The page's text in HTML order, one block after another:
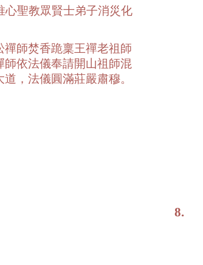
心聖教眾賢士弟子消災化
師焚香跪稟王禪老祖師
依法儀奉請開山祖師混
，法儀圓滿莊嚴肅穆。